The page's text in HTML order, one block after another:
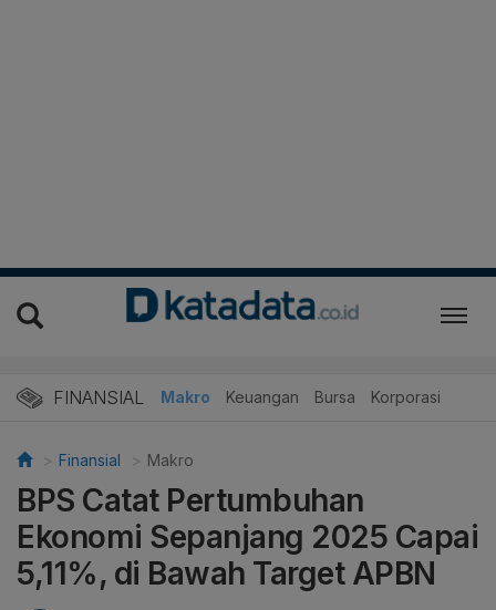
FINANSIAL Makro Keuangan Bursa Korporasi
Finansial Makro
BPS Catat Pertumbuhan
Ekonomi Sepanjang 2025 Capai
5,11%, di Bawah Target APBN